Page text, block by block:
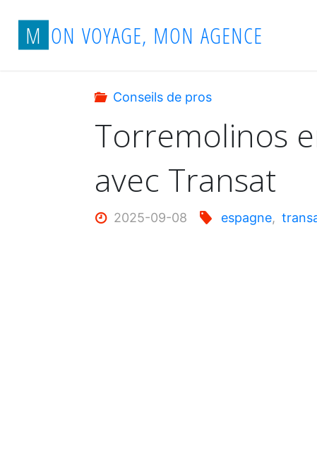
contenu
M ON VOYAGE, MON AGENCE
Conseils de pros
Torremolinos
avec Transat
2025-09-08 espagne,